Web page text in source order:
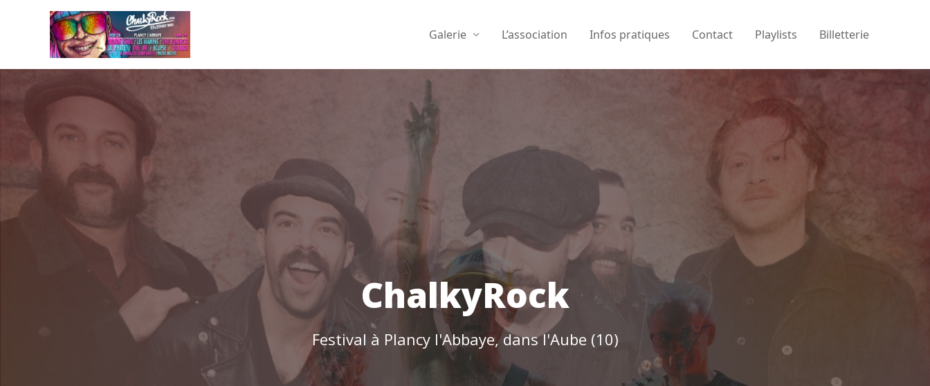
Galerie L’association Infos pratiques Contact Playlists Billetterie
ChalkyRock
Festival à Plancy l'Abbaye, dans l'Aube (10)